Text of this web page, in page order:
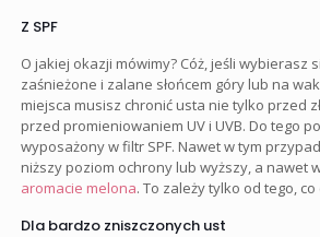
Z SPF
O jakiej okazji mówimy? Cóż, jeśli wybierasz
zaśnieżone i zalane słońcem góry lub na
miejsca musisz chronić usta nie tylko przed
przed promieniowaniem UV i UVB. Do tego
wyposażony w filtr SPF. Nawet w tym
niższy poziom ochrony lub wyższy, a nawet
aromacie melona. To zależy tylko od tego,
Dla bardzo zniszczonych ust